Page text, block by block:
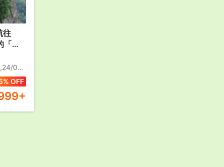
往
「香
國服
票/參
優遊
10,25/12
OFF
+